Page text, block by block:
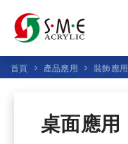
首頁 產品應用 裝飾應用
桌面應用